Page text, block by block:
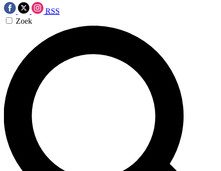
RSS
Zoek